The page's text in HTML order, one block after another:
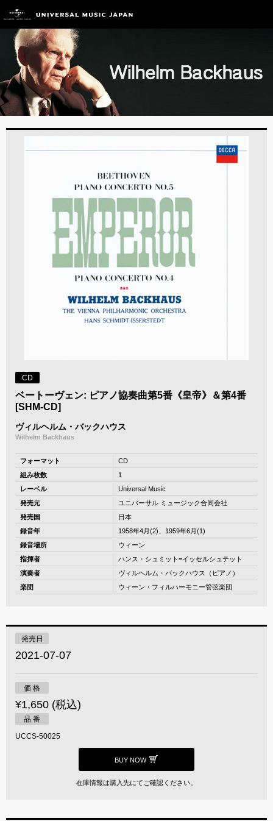
CD
ベートーヴェン: ピアノ協奏曲第5番《皇帝》＆第4番
[SHM-CD]
ヴィルヘルム・バックハウス
Wilhelm Backhaus
フォーマット
CD
組み枚数
1
レーベル
Universal Music
発売元
ユニバーサル ミュージック合同会社
発売国
日本
録音年
1958年4月(2)、1959年6月(1)
録音場所
ウィーン
指揮者
ハンス・シュミット=イッセルシュテット
演奏者
ヴィルヘルム・バックハウス（ピアノ）
楽団
ウィーン・フィルハーモニー管弦楽団
発売日
2021-07-07
価 格
¥1,650 (税込)
品 番
UCCS-50025
BUY NOW
在庫情報は購入先にてご確認ください。